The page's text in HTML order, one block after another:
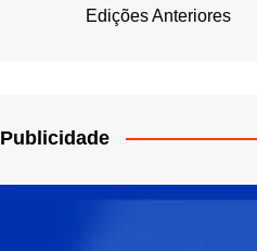
Edições Anteriores
Publicidade